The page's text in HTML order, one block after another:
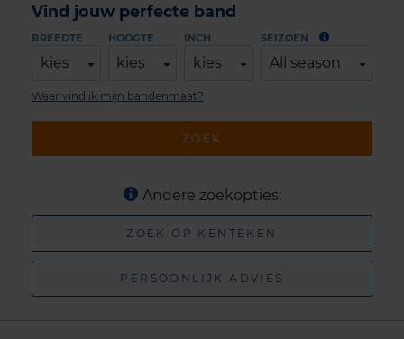
Vind jouw perfecte band
BREEDTE
kies
HOOGTE
kies
INCH
kies
SEIZOEN
All season
ZOEK
Waar vind ik mijn bandenmaat?
Andere zoekopties:
ZOEK OP KENTEKEN
PERSOONLIJK ADVIES